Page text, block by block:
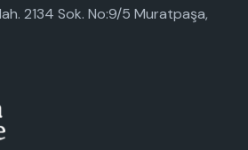
2134 Sok. No:9/5 Muratpaşa,